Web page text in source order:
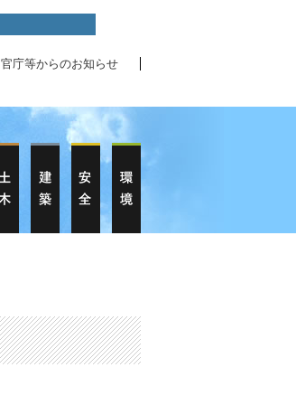
官庁等からのお知らせ